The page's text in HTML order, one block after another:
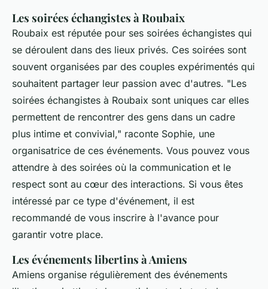
Les soirées échangistes à Roubaix
Roubaix est réputée pour ses soirées échangistes qui
se déroulent dans des lieux privés. Ces soirées sont
souvent organisées par des couples expérimentés qui
souhaitent partager leur passion avec d'autres. "Les
soirées échangistes à Roubaix sont uniques car elles
permettent de rencontrer des gens dans un cadre
plus intime et convivial," raconte Sophie, une
organisatrice de ces événements. Vous pouvez vous
attendre à des soirées où la communication et le
respect sont au cœur des interactions. Si vous êtes
intéressé par ce type d'événement, il est
recommandé de vous inscrire à l'avance pour
garantir votre place.
Les événements libertins à Amiens
Amiens organise régulièrement des événements